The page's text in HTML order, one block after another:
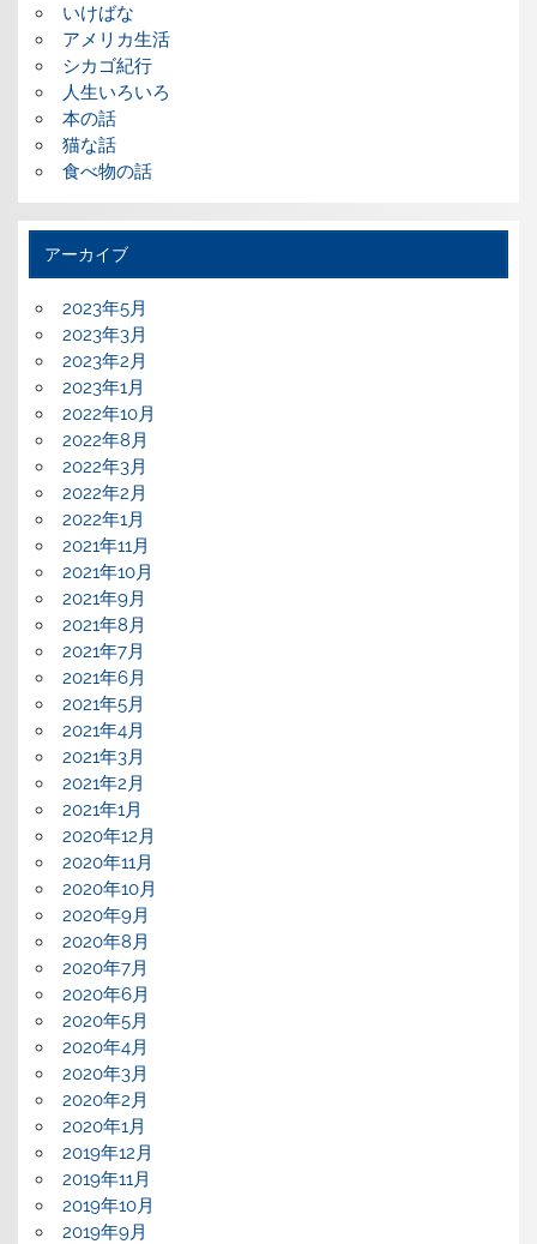
いけばな
アメリカ生活
シカゴ紀行
人生いろいろ
本の話
猫な話
食べ物の話
アーカイブ
2023年5月
2023年3月
2023年2月
2023年1月
2022年10月
2022年8月
2022年3月
2022年2月
2022年1月
2021年11月
2021年10月
2021年9月
2021年8月
2021年7月
2021年6月
2021年5月
2021年4月
2021年3月
2021年2月
2021年1月
2020年12月
2020年11月
2020年10月
2020年9月
2020年8月
2020年7月
2020年6月
2020年5月
2020年4月
2020年3月
2020年2月
2020年1月
2019年12月
2019年11月
2019年10月
2019年9月